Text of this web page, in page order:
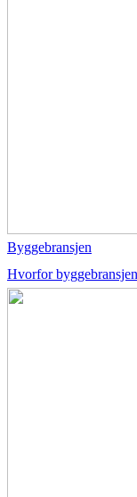
Byggebransjen
Hvorfor